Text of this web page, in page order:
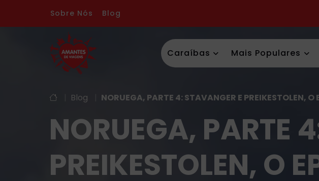
Sobre Nós Blog
Caraíbas Mais Populares
Blog NORUEGA, PARTE 4: STAVANGER E PREIKESTOLEN, O
NORUEGA, PARTE
PREIKESTOLEN, O